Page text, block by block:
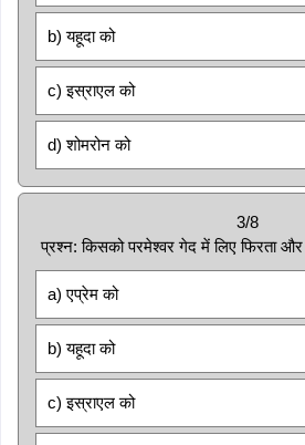
b) यहूदा को
c) इस्राएल को
d) शोमरोन को
3/8
प्रश्न: किसको परमेश्वर गेद में लिए फिरता
a) एप्रेम को
b) यहूदा को
c) इस्राएल को